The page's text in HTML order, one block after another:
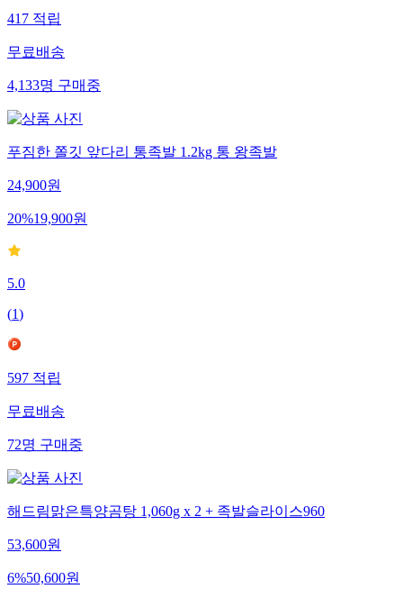
417 적립
무료배송
4,133명 구매중
푸짐한 쫄깃 앞다리 통족발 1.2kg 통 왕족발
24,900원
20%19,900원
5.0
(1)
597 적립
무료배송
72명 구매중
해드림맑은특양곰탕 1,060g x 2 + 족발슬라이스960
53,600원
6%50,600원